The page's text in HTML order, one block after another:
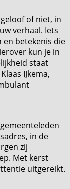
of niet, in
verhaal. Iets
en betekenis die
kun je in
staat
IJkema,
in de
zij
Met kerst
uitgereikt.